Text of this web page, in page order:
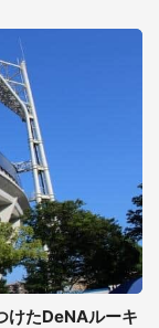
けたDeNAルーキ